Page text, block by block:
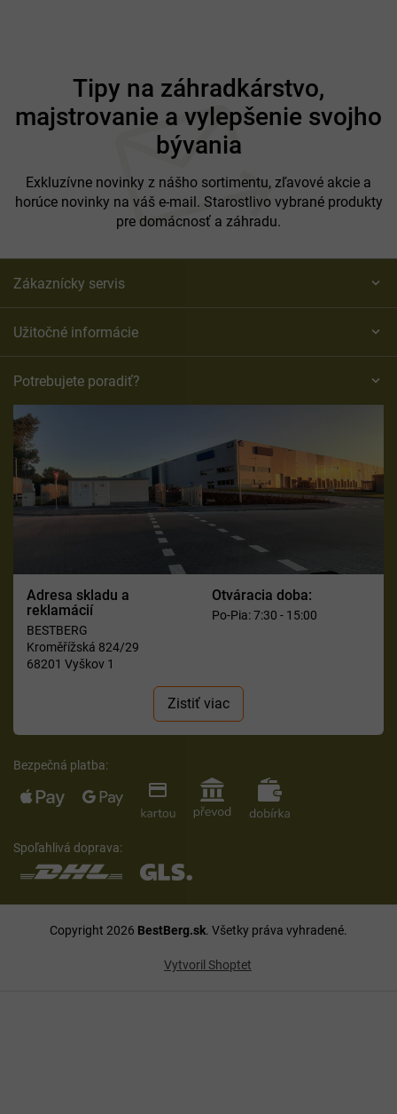
Tipy na záhradkárstvo,
majstrovanie a vylepšenie svojho
bývania
Exkluzívne novinky z nášho sortimentu, zľavové akcie a
horúce novinky na váš e-mail. Starostlivo vybrané produkty
pre domácnosť a záhradu.
Zákaznícky servis
Užitočné informácie
Potrebujete poradiť?
Adresa skladu a
reklamácií
BESTBERG
Kroměřížská 824/29
68201 Vyškov 1
Otváracia doba:
Po-Pia: 7:30 - 15:00
Zistiť viac
Bezpečná platba:
Spoľahlivá doprava:
Vytvoril Shoptet
Copyright 2026 BestBerg.sk. Všetky práva vyhradené.